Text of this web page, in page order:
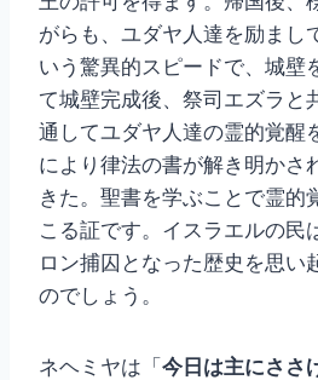
がらも、ユダヤ人達を励まし
いう驚異的スピードで、城壁
て城壁完成後、祭司エズラと
通してユダヤ人達の霊的覚醒
により律法の書が解き明かさ
きた。聖書を学ぶことで霊的
こる証です。イスラエルの民
ロン捕囚となった歴史を思い
のでしょう。
ネヘミヤは「今日は主にささ